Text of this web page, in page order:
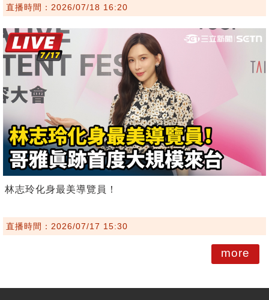
直播時間：2026/07/18 16:20
林志玲化身最美導覽員！
直播時間：2026/07/17 15:30
more